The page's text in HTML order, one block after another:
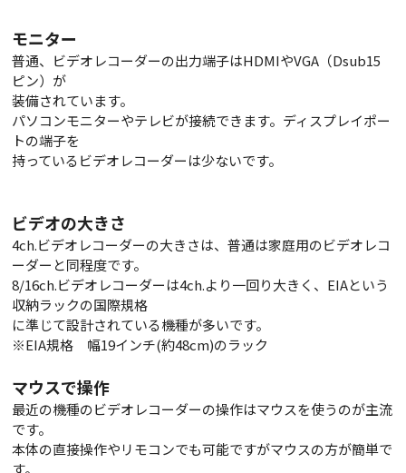
モニター
普通、ビデオレコーダーの出力端子はHDMIやVGA（Dsub15
ピン）が
装備されています。
パソコンモニターやテレビが接続できます。ディスプレイポー
トの端子を
持っているビデオレコーダーは少ないです。
ビデオの大きさ
4ch.ビデオレコーダーの大きさは、普通は家庭用のビデオレコ
ーダーと同程度です。
8/16ch.ビデオレコーダーは4ch.より一回り大きく、EIAという
収納ラックの国際規格
に準じて設計されている機種が多いです。
※EIA規格 幅19インチ(約48cm)のラック
マウスで操作
最近の機種のビデオレコーダーの操作はマウスを使うのが主流
です。
本体の直接操作やリモコンでも可能ですがマウスの方が簡単で
す。